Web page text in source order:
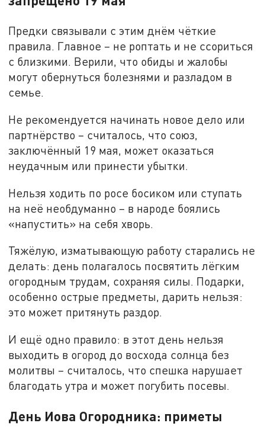
Предки связывали с этим днём чёткие
правила. Главное – не роптать и не ссориться
с близкими. Верили, что обиды и жалобы
могут обернуться болезнями и разладом в
семье.
Не рекомендуется начинать новое дело или
партнёрство – считалось, что союз,
заключённый 19 мая, может оказаться
неудачным или принести убытки.
Нельзя ходить по росе босиком или ступать
на неё необдуманно – в народе боялись
«напустить» на себя хворь.
Тяжёлую, изматывающую работу старались не
делать: день полагалось посвятить лёгким
огородным трудам, сохраняя силы. Подарки,
особенно острые предметы, дарить нельзя:
это может притянуть раздор.
И ещё одно правило: в этот день нельзя
выходить в огород до восхода солнца без
молитвы – считалось, что спешка нарушает
благодать утра и может погубить посевы.
День Иова Огородника: приметы